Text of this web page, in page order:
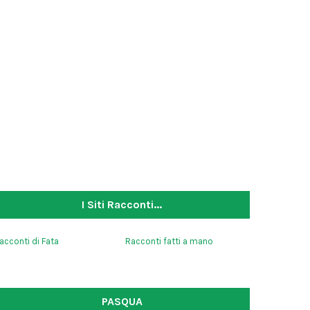
I Siti Racconti...
di Fata Racconti fatti a mano
PASQUA